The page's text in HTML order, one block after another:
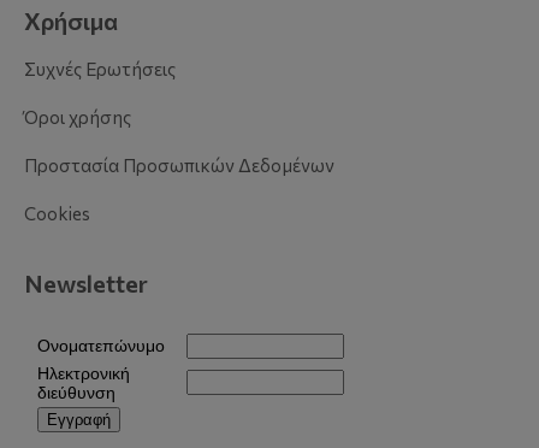
Χρήσιμα
Συχνές Ερωτήσεις
Όροι χρήσης
Προστασία Προσωπικών Δεδομένων
Cookies
Newsletter